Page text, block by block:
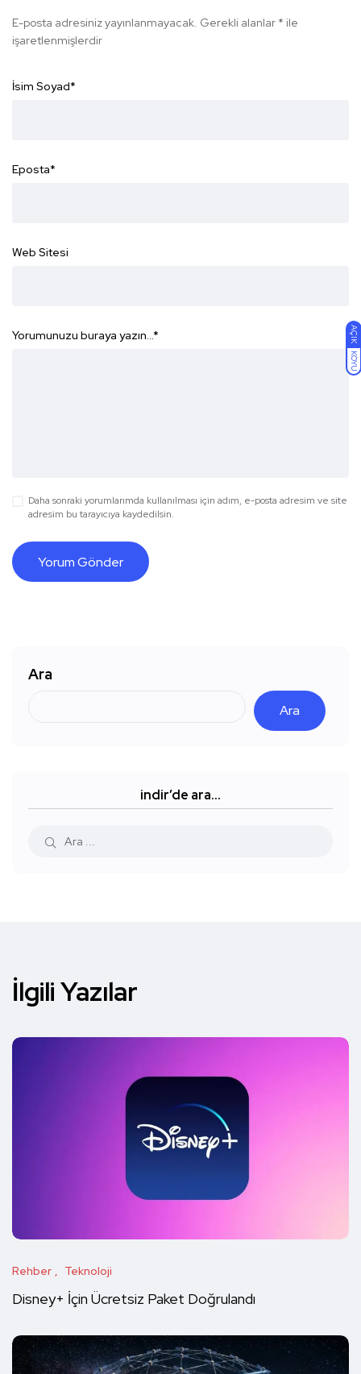
AÇIK
KOYU
E-posta adresiniz yayınlanmayacak. Gerekli alanlar * ile
işaretlenmişlerdir
İsim Soyad*
Eposta*
Web Sitesi
Yorumunuzu buraya yazın...*
Daha sonraki yorumlarımda kullanılması için adım, e-posta adresim ve site
adresim bu tarayıcıya kaydedilsin.
Ara
Ara
indir’de ara…
İlgili Yazılar
Rehber Teknoloji
Disney+ İçin Ücretsiz Paket Doğrulandı